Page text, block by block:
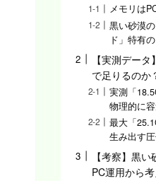
メモリは
黒い砂漠
ド」特有
【実測デー
で足りるのか
実測「
物理的に
最大「
生み出す
【考察】黒
PC運用から